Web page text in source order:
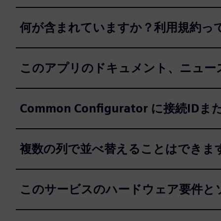
何が含まれていますか？利用規約っ
このアプリのドキュメント、ニュ
Common Configurator に接続IDま
複数の列で並べ替えることはでき
このサービスのハードウェア要件